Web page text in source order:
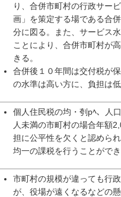
り、合併市町村の行政サー
画」を策定する場である合
分に図る。また、サービス
ことにより、合併市町村が
きる。
合併後１０年間は交付税が
の水準は高い方に、負担は
個人住民税の均・刳рﾍ、人
人未満の市町村の場合年額
担に公平性を欠くと認めら
均一の課税を行うことができ
市町村の規模が違っても行
が、役場が遠くなるなどの